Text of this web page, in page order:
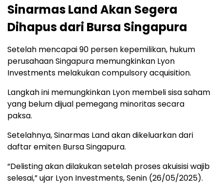
Sinarmas Land Akan Segera
Dihapus dari Bursa Singapura
Setelah mencapai 90 persen kepemilikan, hukum
perusahaan Singapura memungkinkan Lyon
Investments melakukan compulsory acquisition.
Langkah ini memungkinkan Lyon membeli sisa saham
yang belum dijual pemegang minoritas secara
paksa.
Setelahnya, Sinarmas Land akan dikeluarkan dari
daftar emiten Bursa Singapura.
“Delisting akan dilakukan setelah proses akuisisi wajib
selesai,” ujar Lyon Investments, Senin (26/05/2025).